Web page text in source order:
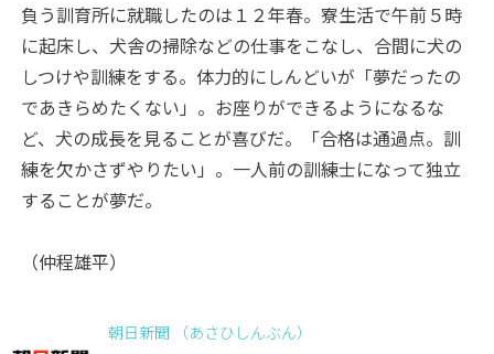
負う訓育所に就職したのは１２年春。寮生活で午前５時
に起床し、犬舎の掃除などの仕事をこなし、合間に犬の
しつけや訓練をする。体力的にしんどいが「夢だったの
であきらめたくない」。お座りができるようになるな
ど、犬の成長を見ることが喜びだ。「合格は通過点。訓
練を欠かさずやりたい」。一人前の訓練士になって独立
することが夢だ。
（仲程雄平）
朝日新聞 （あさひしんぶん）